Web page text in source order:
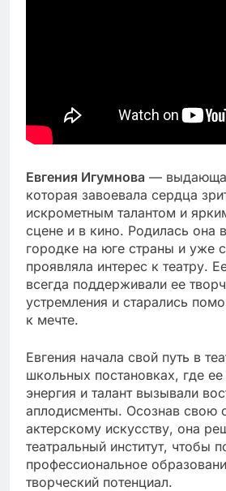
Евгения Игумнова —
которая завоевала сердца
искрометным талантом и
сцене и в кино. Родилась она
городке на юге страны и уже
проявляла интерес к театру.
всегда поддерживали ее
устремления и старались
к мечте.
Евгения начала свой путь в
школьных постановках, где
энергия и талант вызывали
аплодисменты. Осознав свою
актерскому искусству, она
театральный институт, чтобы
профессиональное
творческий потенциал.